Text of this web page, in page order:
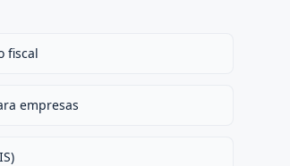
fiscal
empresas